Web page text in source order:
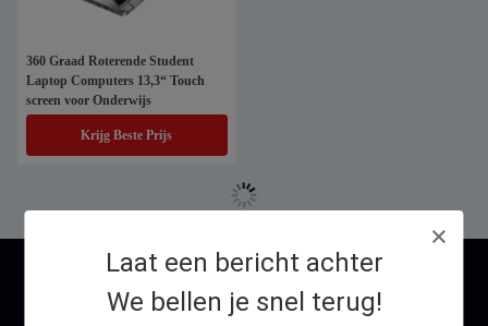
Laat een bericht achter
We bellen je snel terug!
360 Graad Roterende Student
Laptop Computers 13,3“ Touch
screen voor Onderwijs
Krijg Beste Prijs
contact